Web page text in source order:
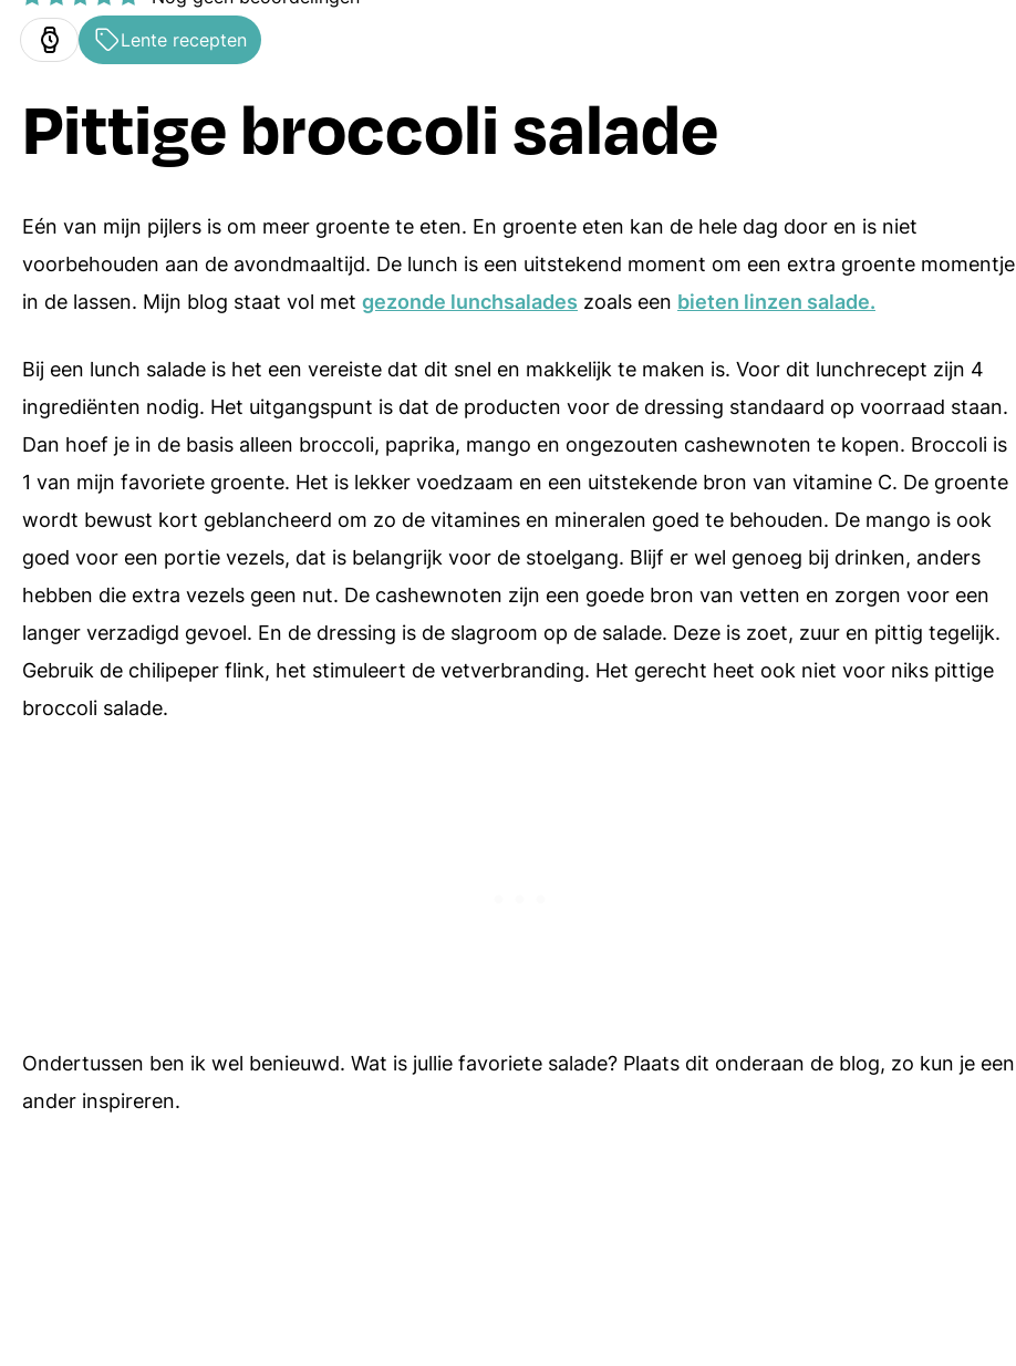
Hoofdgerechten
Desserts
Soepen
Receptenindex
Italiaanse recepten
Lente recepten
Pittige broccoli salade
Eén van mijn pijlers is om meer groente te eten. En groente eten kan de hele dag door en is niet
voorbehouden aan de avondmaaltijd. De lunch is een uitstekend moment om een extra groente momentje
in de lassen. Mijn blog staat vol met gezonde lunchsalades zoals een bieten linzen salade.
Bij een lunch salade is het een vereiste dat dit snel en makkelijk te maken is. Voor dit lunchrecept zijn 4
ingrediënten nodig. Het uitgangspunt is dat de producten voor de dressing standaard op voorraad staan.
Dan hoef je in de basis alleen broccoli, paprika, mango en ongezouten cashewnoten te kopen. Broccoli is
1 van mijn favoriete groente. Het is lekker voedzaam en een uitstekende bron van vitamine C. De groente
wordt bewust kort geblancheerd om zo de vitamines en mineralen goed te behouden. De mango is ook
goed voor een portie vezels, dat is belangrijk voor de stoelgang. Blijf er wel genoeg bij drinken, anders
hebben die extra vezels geen nut. De cashewnoten zijn een goede bron van vetten en zorgen voor een
langer verzadigd gevoel. En de dressing is de slagroom op de salade. Deze is zoet, zuur en pittig tegelijk.
Gebruik de chilipeper flink, het stimuleert de vetverbranding. Het gerecht heet ook niet voor niks pittige
broccoli salade.
Ondertussen ben ik wel benieuwd. Wat is jullie favoriete salade? Plaats dit onderaan de blog, zo kun je een
ander inspireren.